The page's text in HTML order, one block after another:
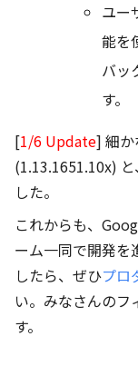
ユー
能を
バッ
す。
[1/6 Update] 細か
(1.13.1651.10x)
した。
これからも、
ーム一同で開発を
したら、ぜひプロ
い。みなさんのフ
す。